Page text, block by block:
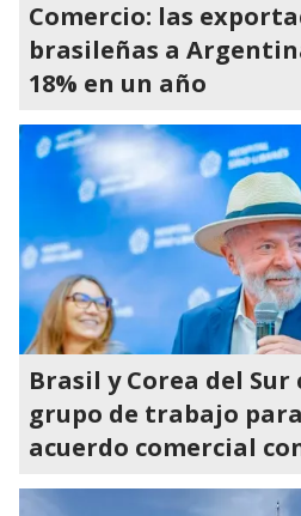
Comercio: las
brasileñas a
18% en un año
Brasil y Corea del
grupo de trabajo
acuerdo comercial